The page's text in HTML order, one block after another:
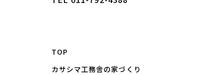
TOP
カサシマ工務舎の家づくり